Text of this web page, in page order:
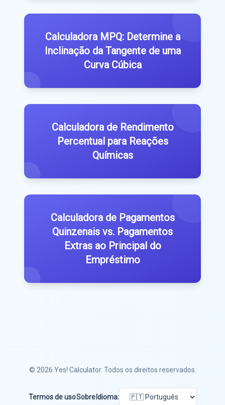
Calculadora MPQ: Determine a
Inclinação da Tangente de uma
Curva Cúbica
Calculadora de Rendimento
Percentual para Reações
Químicas
Calculadora de Pagamentos
Quinzenais vs. Pagamentos
Extras ao Principal do
Empréstimo
© 2026 Yes! Calculator. Todos os direitos reservados.
Termos de usoSobre Idioma: